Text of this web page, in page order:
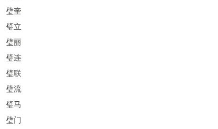
璧奎
璧立
璧丽
璧连
璧联
璧流
璧马
璧门